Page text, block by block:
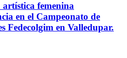
artística femenina
en el Campeonato de
Fedecolgim en Valledupar.